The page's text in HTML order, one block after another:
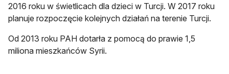
2016 roku w świetlicach dla dzieci w Turcji. W 2017 roku
planuje rozpoczęcie kolejnych działań na terenie Turcji.
Od 2013 roku PAH dotarła z pomocą do prawie 1,5
miliona mieszkańców Syrii.